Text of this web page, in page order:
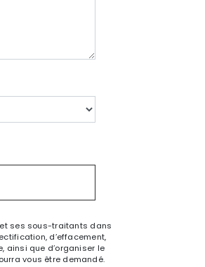
ses sous-traitants dans
d’effacement,
ainsi que d’organiser le
vous être demandé.